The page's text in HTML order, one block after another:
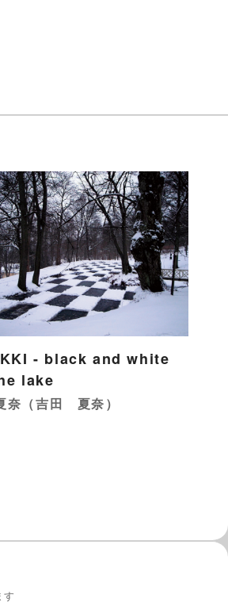
- black and white
lake
（吉田 夏奈）